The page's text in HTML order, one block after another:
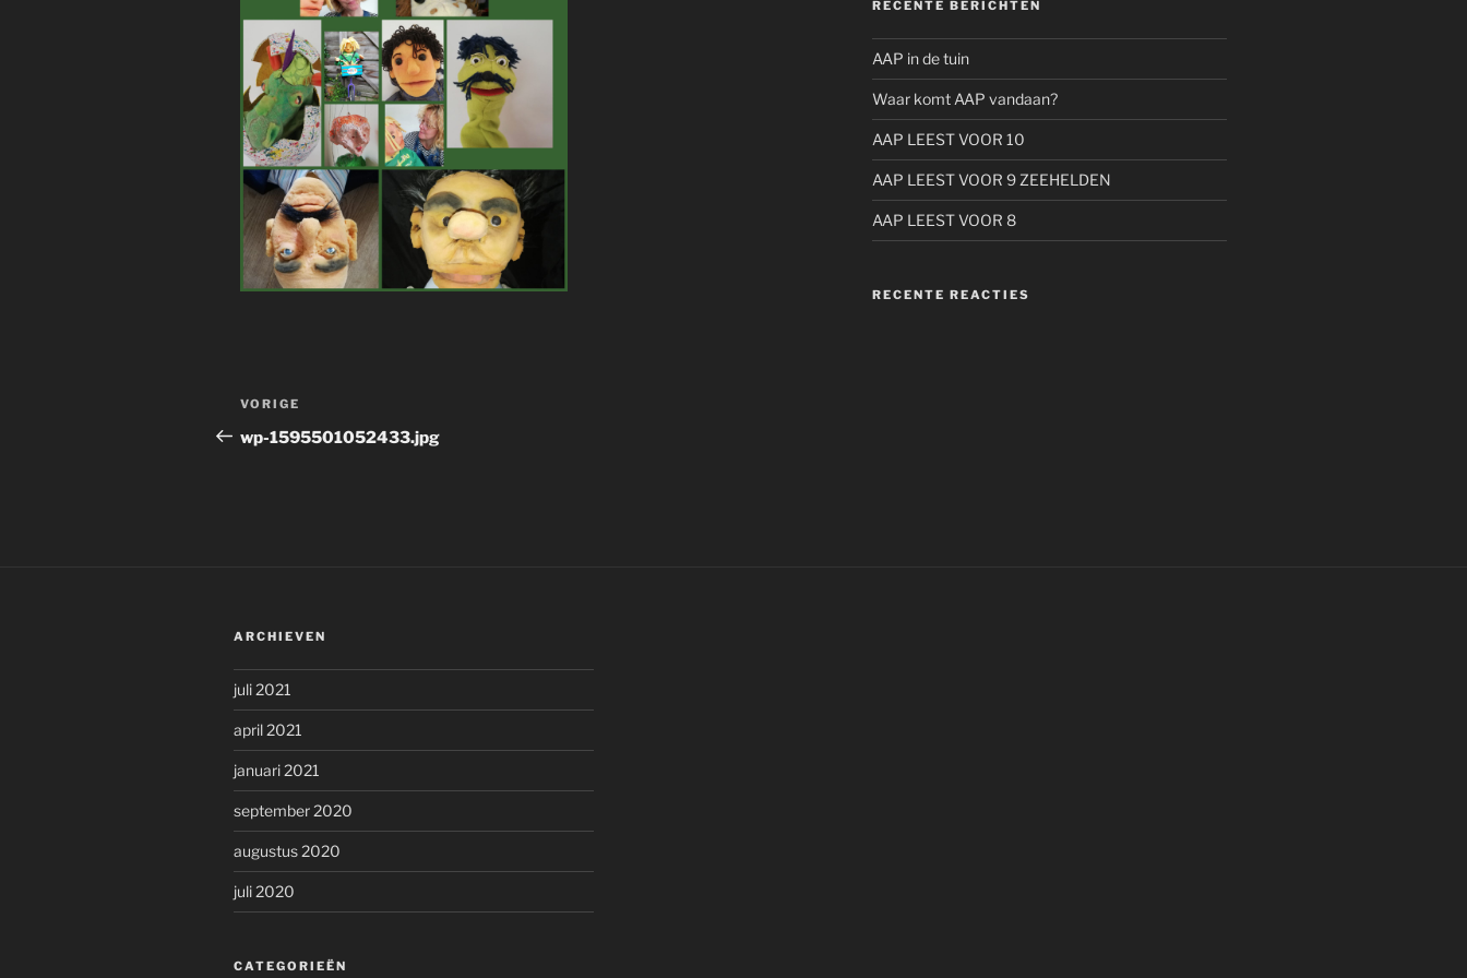
Bericht
navigatie
Vorig
bericht
VORIGE
wp-1595501052433.jpg
RECENTE BERICHTEN
AAP in de tuin
Waar komt AAP vandaan?
AAP LEEST VOOR 10
AAP LEEST VOOR 9 ZEEHELDEN
AAP LEEST VOOR 8
RECENTE REACTIES
ARCHIEVEN
juli 2021
april 2021
januari 2021
september 2020
augustus 2020
juli 2020
CATEGORIEËN